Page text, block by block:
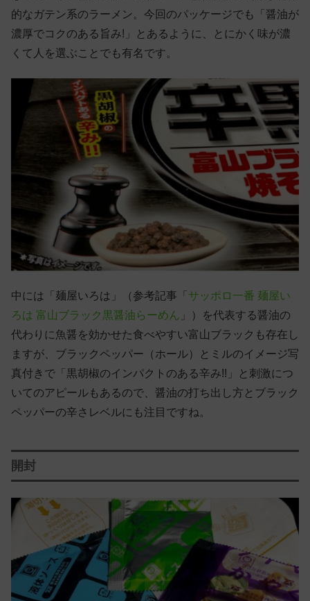
的なガテン系のラーメン。今回のパッケージでも「醤油が
濃厚でコクのある旨み!」とあるように、とにかく味が濃
くて人を選ぶことでも有名です。
中には「麺屋いろは」（参考記事「 サッポロ一番 麺屋い
ろは 富山ブラック黒醤油らーめん 」）を代表する醤油の
代わりに魚醤を効かせた食べやすい富山ブラックも存在し
ますが、ブラックペッパー（ホール）とミルのイメージ写
真付きで「黒胡椒のインパクトのある辛み!!」と刺激につ
いてのアピールもあるので、醤油の打ち出し方とブラック
ペッパーの辛さレベルにも注目ですね。
開封